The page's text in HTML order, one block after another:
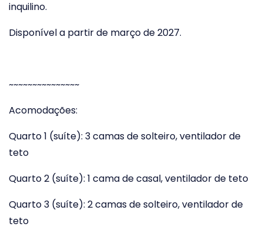
inquilino.
Disponível a partir de março de 2027.
~~~~~~~~~~~~~~~
Acomodações:
Quarto 1 (suíte): 3 camas de solteiro, ventilador de
teto
Quarto 2 (suíte): 1 cama de casal, ventilador de teto
Quarto 3 (suíte): 2 camas de solteiro, ventilador de
teto